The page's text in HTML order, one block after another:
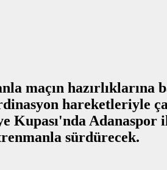
maçın hazırlıklarına
hareketleriyle
Kupası'nda Adanaspor
sürdürecek.